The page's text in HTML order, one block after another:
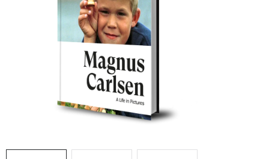
SCHACH ONLINE
SCHACH GESCHENKE
GESCHÄFTSBEDINGUNGEN
KONTAKT